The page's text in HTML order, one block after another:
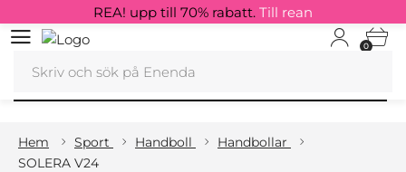
0
REA! upp till 70% rabatt. Till rean
Hem Sport Handboll
Handbollar
SOLERA V24